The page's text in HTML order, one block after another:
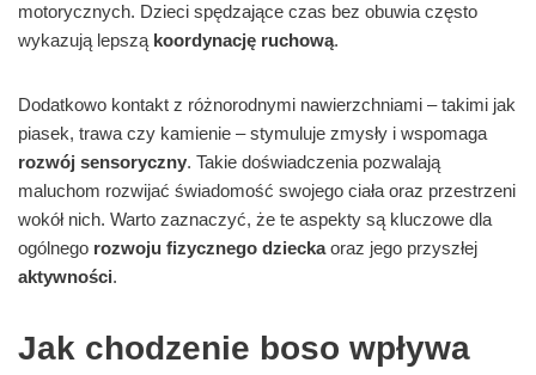
motorycznych. Dzieci spędzające czas bez obuwia często
wykazują lepszą koordynację ruchową.
Dodatkowo kontakt z różnorodnymi nawierzchniami – takimi jak
piasek, trawa czy kamienie – stymuluje zmysły i wspomaga
rozwój sensoryczny. Takie doświadczenia pozwalają
maluchom rozwijać świadomość swojego ciała oraz przestrzeni
wokół nich. Warto zaznaczyć, że te aspekty są kluczowe dla
ogólnego rozwoju fizycznego dzieckaoraz jego przyszłej
aktywności.
Jak chodzenie boso wpływa